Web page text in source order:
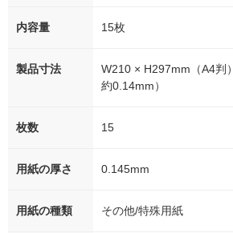
内容量 15枚
製品寸法
W210 × H297mm（A4判
約0.14mm）
枚数 15
用紙の厚さ 0.145mm
用紙の種類 その他/特殊用紙